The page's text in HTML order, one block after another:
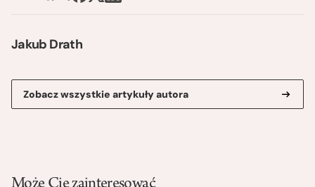
Jakub Drath
Zobacz wszystkie artykuły autora